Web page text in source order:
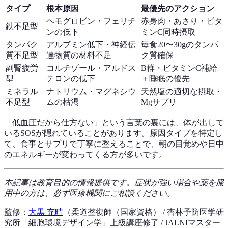
タイプ 根本原因 最優先のアクション
鉄不足型
ヘモグロビン・フェリチ
ンの低下
赤身肉・あさり・ビタ
ミンC同時摂取
タンパク
質不足型
アルブミン低下・神経伝
達物質の材料不足
毎食20〜30gのタンパ
ク質確保
副腎疲労
型
コルチゾール・アルドス
テロンの低下
B群・ビタミンC補給
＋睡眠の優先
ミネラル
不足型
ナトリウム・マグネシウ
ムの枯渇
天然塩の適切な摂取・
Mgサプリ
「低血圧だから仕方ない」という言葉の裏には、体が出して
いるSOSが隠れていることがあります。原因タイプを特定し
て、食事とサプリで丁寧に整えることで、朝の目覚めや日中
のエネルギーが変わってくる方が多いです。
本記事は教育目的の情報提供です。症状が強い場合や薬を服
用中の方は、必ず医療機関にご相談ください。
監修： 大黒 充晴 （柔道整復師（国家資格） / 杏林予防医学研
究所「細胞環境デザイン学」上級講座修了 / JALNIマスター